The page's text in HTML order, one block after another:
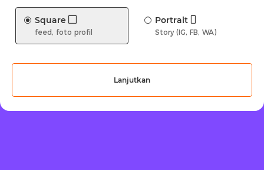
Square
feed, foto profil
Portrait
Story (IG, FB, WA)
Lanjutkan